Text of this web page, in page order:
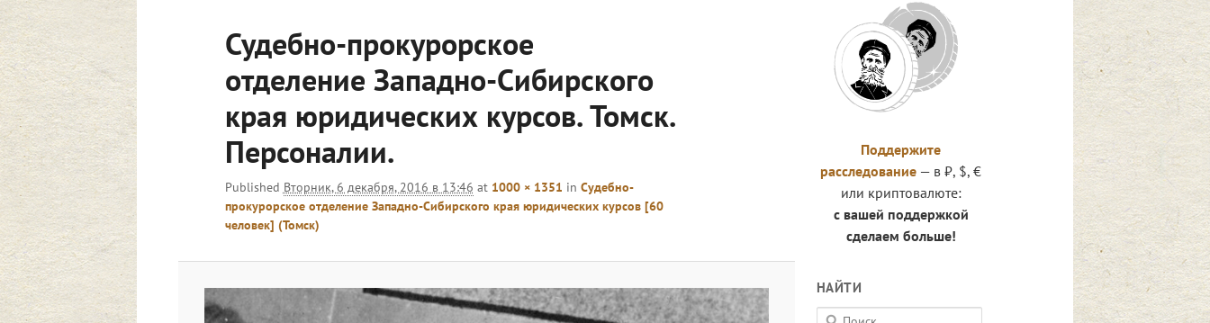
Судебно-прокурорское
отделение Западно-Сибирского
края юридических курсов. Томск.
Персоналии.
Published Вторник, 6 декабря, 2016 в 13:46 at 1000 × 1351 in Судебно-
прокурорское отделение Западно-Сибирского края юридических курсов [60
человек] (Томск)
Поддержите
расследование — в ₽, $, €
или криптовалюте:
с вашей поддержкой
сделаем больше!
НАЙТИ
П